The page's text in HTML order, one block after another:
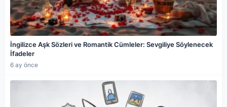
İngilizce Aşk Sözleri ve Romantik Cümleler: Sevgiliye Söylenecek
İfadeler
6 ay önce